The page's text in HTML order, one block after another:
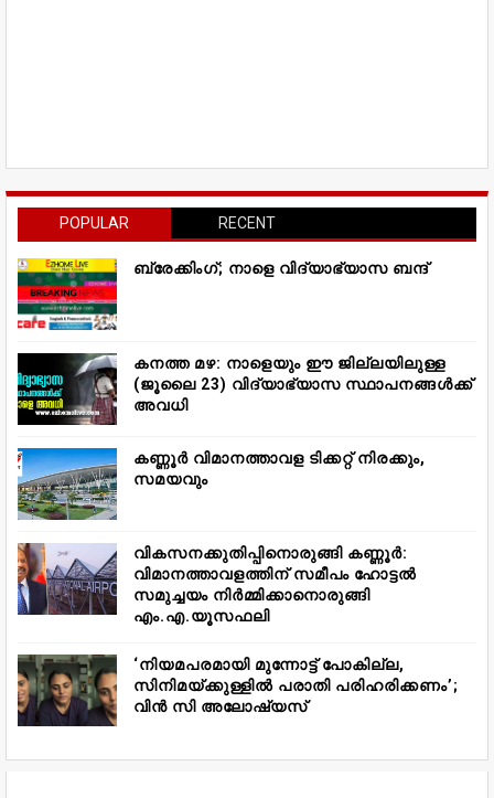
POPULAR RECENT
ബ്രേക്കിംഗ്; നാളെ വിദ്യാഭ്യാസ ബന്ദ്
കനത്ത മഴ: നാളെയും ഈ ജില്ലയിലുള്ള
(ജൂലൈ 23) വിദ്യാഭ്യാസ സ്ഥാപനങ്ങൾക്ക്
അവധി
കണ്ണൂർ വിമാനത്താവള ടിക്കറ്റ് നിരക്കും,
സമയവും
വികസനക്കുതിപ്പിനൊരുങ്ങി കണ്ണൂർ:
വിമാനത്താവളത്തിന് സമീപം ഹോട്ടൽ
സമുച്ചയം നിർമ്മിക്കാനൊരുങ്ങി
എം.എ.യൂസഫലി
‘നിയമപരമായി മുന്നോട്ട് പോകില്ല,
സിനിമയ്ക്കുള്ളിൽ പരാതി പരിഹരിക്കണം’;
വിൻ സി അലോഷ്യസ്